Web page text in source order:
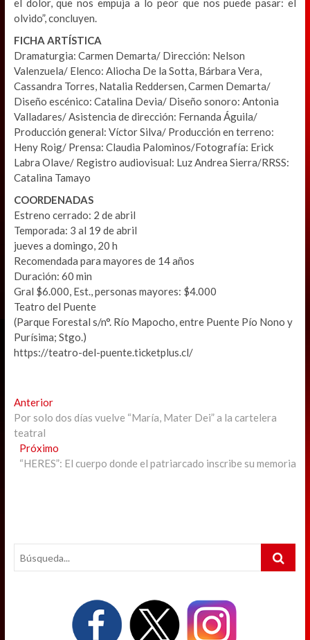
el dolor, que nos empuja a lo peor que nos puede pasar: el
olvido”, concluyen.
FICHA ARTÍSTICA
Dramaturgia: Carmen Demarta/ Dirección: Nelson
Valenzuela/ Elenco: Aliocha De la Sotta, Bárbara Vera,
Cassandra Torres, Natalia Reddersen, Carmen Demarta/
Diseño escénico: Catalina Devia/ Diseño sonoro: Antonia
Valladares/ Asistencia de dirección: Fernanda Águila/
Producción general: Víctor Silva/ Producción en terreno:
Heny Roig/ Prensa: Claudia Palominos/Fotografía: Erick
Labra Olave/ Registro audiovisual: Luz Andrea Sierra/RRSS:
Catalina Tamayo
COORDENADAS
Estreno cerrado: 2 de abril
Temporada: 3 al 19 de abril
jueves a domingo, 20 h
Recomendada para mayores de 14 años
Duración: 60 min
Gral $6.000, Est., personas mayores: $4.000
Teatro del Puente
(Parque Forestal s/n°. Río Mapocho, entre Puente Pío Nono y
Purísima; Stgo.)
https://teatro-del-puente.ticketplus.cl/
Navegación
de
entradas
AnteriorPrevious
post:
Por solo dos días vuelve “María, Mater Dei” a la cartelera
teatral
Próximo
post:
“HERES”: El cuerpo donde el patriarcado inscribe su memoria
Search